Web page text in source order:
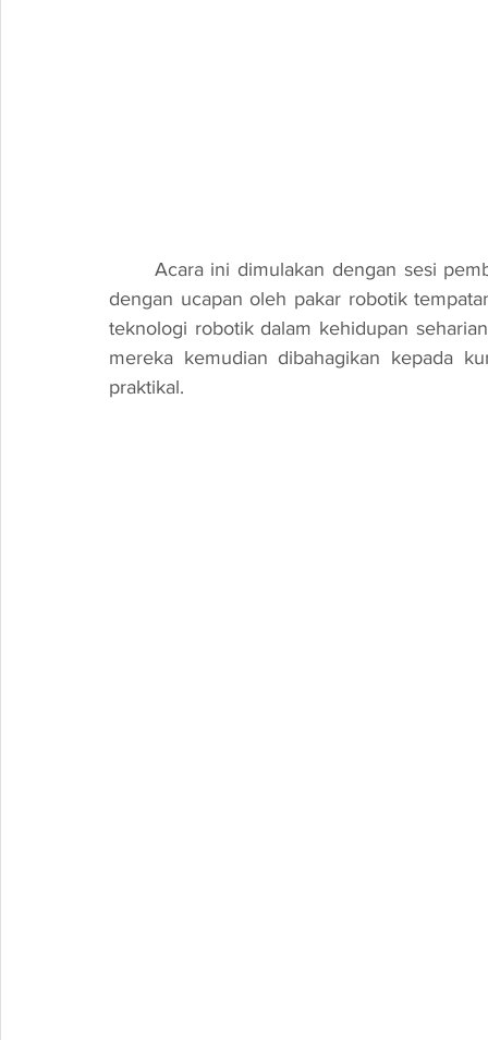
dengan ucapan oleh pakar robotik
teknologi robotik dalam kehidupan
mereka kemudian dibahagikan kepada
praktikal.